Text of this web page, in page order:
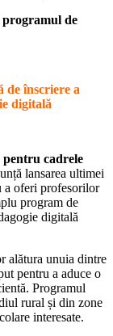
de
de înscriere a
digitală
cadrele
lansarea ultimei
a oferi profesorilor
program de
digitală
alătura unuia dintre
pentru a aduce o
Programul
rural și din zone
interesate.